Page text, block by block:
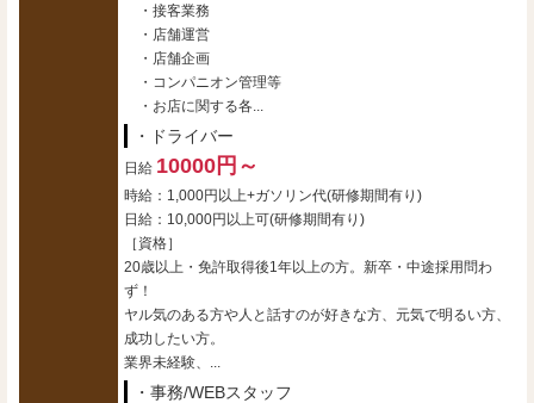
・接客業務
・店舗運営
・店舗企画
・コンパニオン管理等
・お店に関する各...
・ドライバー
日給 10000円～
時給：1,000円以上+ガソリン代(研修期間有り)
日給：10,000円以上可(研修期間有り)
［資格］
20歳以上・免許取得後1年以上の方。新卒・中途採用問わ
ず！
ヤル気のある方や人と話すのが好きな方、元気で明るい方、
成功したい方。
業界未経験、...
・事務/WEBスタッフ